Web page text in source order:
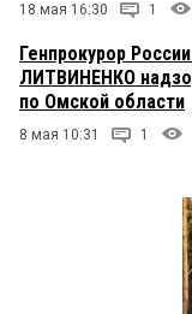
18 мая 16:30 1
Генпрокурор
ЛИТВИНЕНКО
по Омской области
8 мая 10:31 1